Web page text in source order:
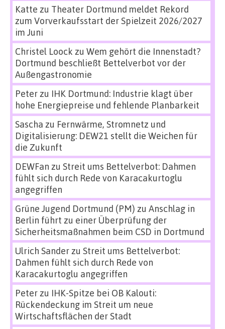
Katte zu Theater Dortmund meldet Rekord
zum Vorverkaufsstart der Spielzeit 2026/2027
im Juni
Christel Loock zu Wem gehört die Innenstadt?
Dortmund beschließt Bettelverbot vor der
Außengastronomie
Peterzu IHK Dortmund: Industrie klagt über
hohe Energiepreise und fehlende Planbarkeit
Sascha zu Fernwärme, Stromnetz und
Digitalisierung: DEW21 stellt die Weichen für
die Zukunft
DEWFan zu Streit ums Bettelverbot: Dahmen
fühlt sich durch Rede von Karacakurtoglu
angegriffen
Grüne Jugend Dortmund (PM) zu Anschlag in
Berlin führt zu einer Überprüfung der
Sicherheitsmaßnahmen beim CSD in Dortmund
Ulrich Sanderzu Streit ums Bettelverbot:
Dahmen fühlt sich durch Rede von
Karacakurtoglu angegriffen
Peterzu IHK-Spitze bei OB Kalouti:
Rückendeckung im Streit um neue
Wirtschaftsflächen der Stadt